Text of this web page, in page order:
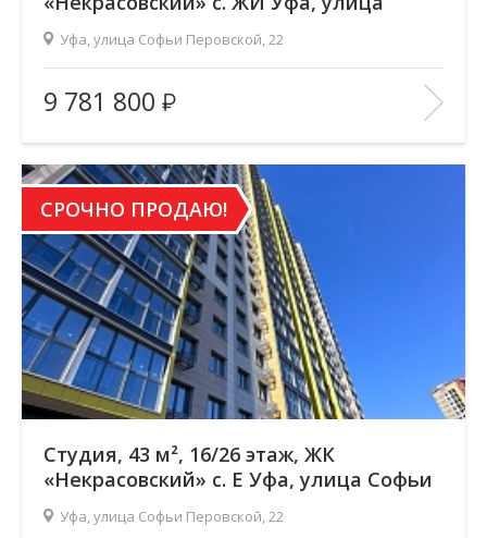
Софьи Перовской, 22
Уфа, улица Софьи Перовской, 22
Площадь(общ. /жил. /кухня), м2:
69.87/41.32/10
Количество комнат:
2
Этаж:
26/26
В ИЗБРАННОЕ
9 781 800
СРОЧНО ПРОДАЮ!
Студия, 43 м², 16/26 этаж, ЖК
«Некрасовский» с. Е Уфа, улица Софьи
Перовской, 22
Уфа, улица Софьи Перовской, 22